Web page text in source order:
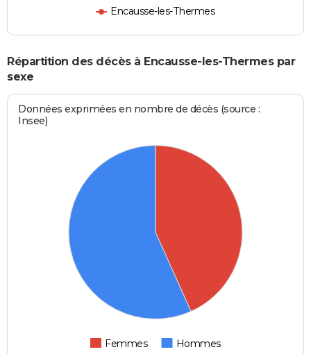
Encausse-les-Thermes
Répartition des décès à Encausse-les-Thermes par
sexe
Données exprimées en nombre de décès (source :
Insee)
Femmes Hommes